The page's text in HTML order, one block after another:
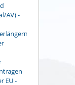
AV) -
EU -